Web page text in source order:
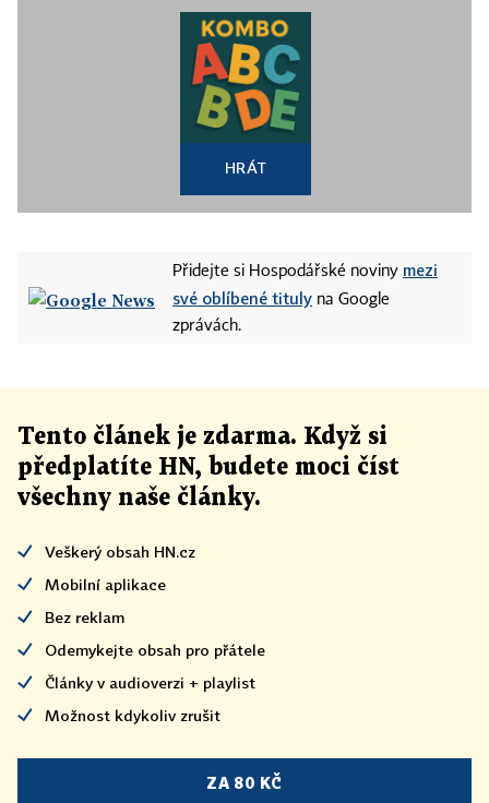
HRÁT
Přidejte si Hospodářské noviny mezi
své oblíbené tituly na Google
zprávách.
Tento článek je zdarma. Když si
předplatíte HN, budete moci číst
všechny naše články.
Veškerý obsah HN.cz
Mobilní aplikace
Bez reklam
Odemykejte obsah pro přátele
Články v audioverzi + playlist
Možnost kdykoliv zrušit
ZA 80 KČ